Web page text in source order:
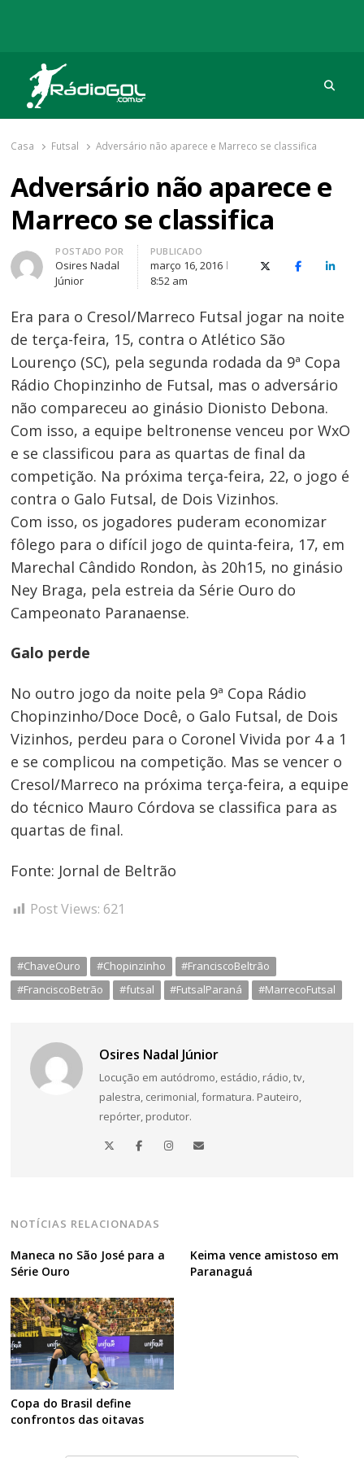
Rádio Gol
Há mais de 20 anos com as melhores coberturas
Casa Futsal Adversário não aparece e Marreco se classifica
Adversário não aparece e
Marreco se classifica
Autor
POSTADO POR
Osires Nadal
Júnior
PUBLICADO
março 16, 2016
8:52 am
X (Twitter)Facebook
O
Era para o Cresol/Marreco Futsal jogar na noite
de terça-feira, 15, contra o Atlético São
Lourenço (SC), pela segunda rodada da 9ª Copa
Rádio Chopinzinho de Futsal, mas o adversário
não compareceu ao ginásio Dionisto Debona.
Com isso, a equipe beltronense venceu por WxO
e se classificou para as quartas de final da
competição. Na próxima terça-feira, 22, o jogo é
contra o Galo Futsal, de Dois Vizinhos.
Com isso, os jogadores puderam economizar
fôlego para o difícil jogo de quinta-feira, 17, em
Marechal Cândido Rondon, às 20h15, no ginásio
Ney Braga, pela estreia da Série Ouro do
Campeonato Paranaense.
Galo perde
No outro jogo da noite pela 9ª Copa Rádio
Chopinzinho/Doce Docê, o Galo Futsal, de Dois
Vizinhos, perdeu para o Coronel Vivida por 4 a 1
e se complicou na competição. Mas se vencer o
Cresol/Marreco na próxima terça-feira, a equipe
do técnico Mauro Córdova se classifica para as
quartas de final.
Fonte: Jornal de Beltrão
Post Views: 621
#ChaveOuro #Chopinzinho
#FranciscoBeltrão
#FranciscoBetrão
#futsal #FutsalParaná #MarrecoFutsal
Osires Nadal Júnior
Locução em autódromo, estádio, rádio, tv,
palestra, cerimonial, formatura. Pauteiro,
repórter, produtor.
NOTÍCIAS RELACIONADAS
Maneca no São José para a
Série Ouro
Keima vence amistoso em
Paranaguá
Copa do Brasil define
confrontos das oitavas
Navegação
de
Post